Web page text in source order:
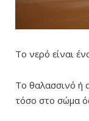
Το νερό είναι
Το θαλασσινό ή
τόσο στο σώμα